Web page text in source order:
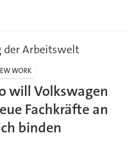
der Arbeitswelt
WORK
will Volkswagen
Fachkräfte an
binden